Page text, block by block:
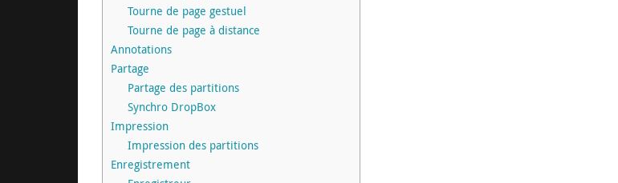
Tourne de page gestuel
Tourne de page à distance
Annotations
Partage
Partage des partitions
Synchro DropBox
Impression
Impression des partitions
Enregistrement